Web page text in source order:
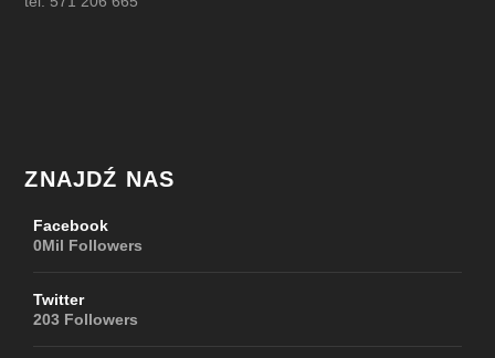
ZNAJDŹ NAS
Facebook
0Mil Followers
Twitter
203 Followers